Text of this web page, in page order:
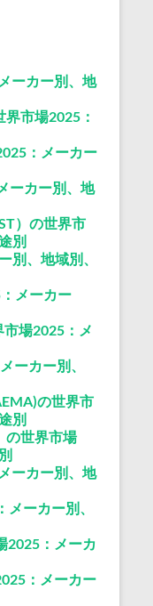
ーカー別、地
市場2025：
：メーカー
ーカー別、地
）の世界市
別
別、地域別、
メーカー
場2025：メ
ーカー別、
の世界市
別
の世界市場
ーカー別、地
ーカー別、
2025：メーカ
：メーカー